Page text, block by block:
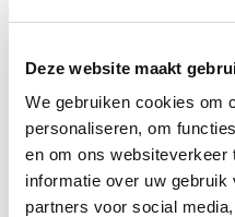
Deze website maakt
We gebruiken cookies om
personaliseren, om
en om ons websiteverkeer
informatie over uw
partners voor social